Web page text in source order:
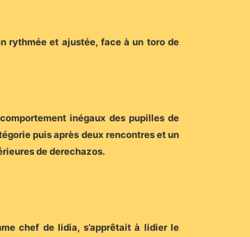
rythmée et ajustée, face à un toro de
inégaux des pupilles de
puis après deux rencontres et un
de derechazos.
chef de lidia, s’apprêtait à lidier le